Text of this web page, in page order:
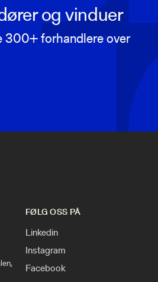
og vinduer
300+ forhandlere over
FØLG OSS PÅ
Linkedin
Instagram
Facebook